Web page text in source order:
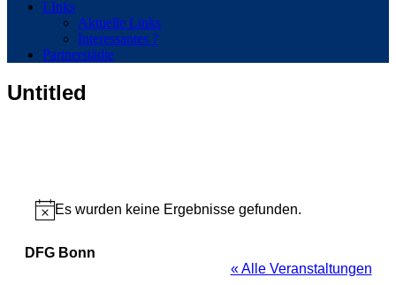
LInks
Aktuelle Links
Interessantes ?
Partnerstädte
Untitled
Hinweis
Es wurden keine Ergebnisse gefunden.
DFG Bonn
« Alle Veranstaltungen